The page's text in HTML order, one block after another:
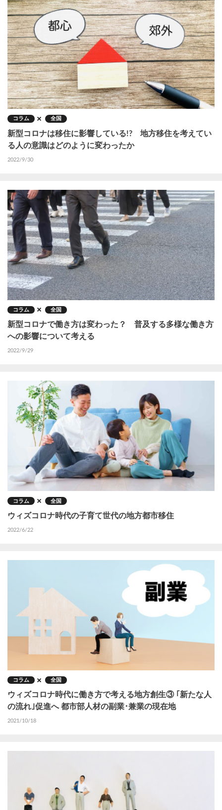
コラム 全国
新型コロナは移住に影響している!? 地方移住を考えてい
る人の意識はどのように変わったか
2022/9/30
コラム 全国
新型コロナで働き方は変わった？ 普及する多様な働き方
への影響について考える
2022/9/29
コラム 全国
ウィズコロナ時代の子育て世代の地方都市移住
2022/6/22
コラム 全国
ウィズコロナ時代に働き方で考える地方創生③ ｢新たな人
の流れ｣促進へ 都市部人材の副業･兼業の現在地
2021/10/18